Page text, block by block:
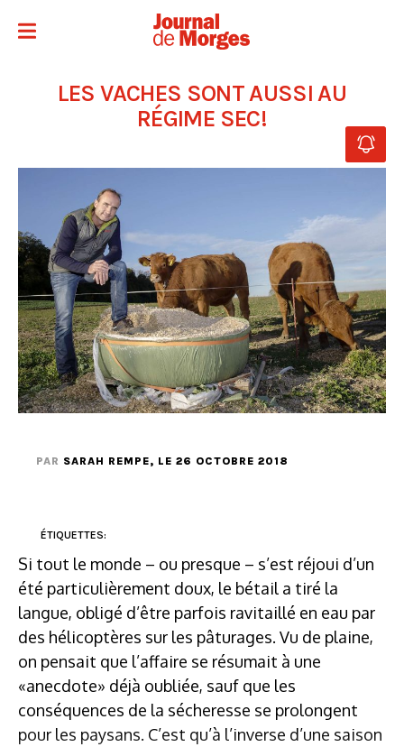
LES VACHES SONT AUSSI AU
RÉGIME SEC!
PAR SARAH REMPE, LE 26 OCTOBRE 2018
ÉTIQUETTES:
Si tout le monde – ou presque – s’est réjoui d’un
été particulièrement doux, le bétail a tiré la
langue, obligé d’être parfois ravitaillé en eau par
des hélicoptères sur les pâturages. Vu de plaine,
on pensait que l’affaire se résumait à une
«anecdote» déjà oubliée, sauf que les
conséquences de la sécheresse se prolongent
pour les paysans. C’est qu’à l’inverse d’une saison